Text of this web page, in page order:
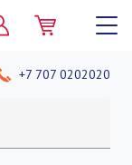
+7 707 0202020